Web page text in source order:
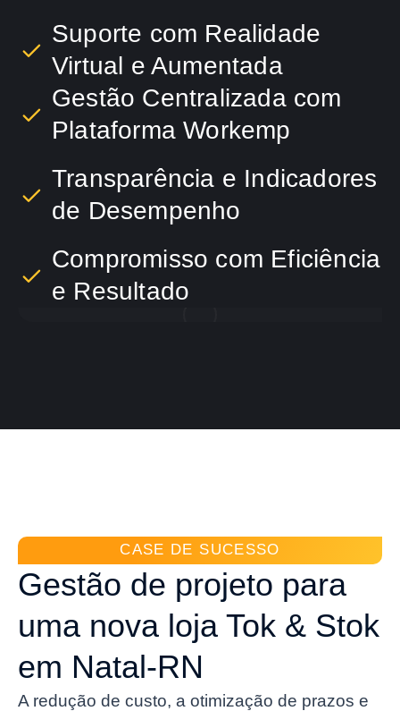
Suporte com Realidade
Virtual e Aumentada
Gestão Centralizada com
Plataforma Workemp
Transparência e Indicadores
de Desempenho
Compromisso com Eficiência
e Resultado
CASE DE SUCESSO
Gestão de projeto para
uma nova loja Tok & Stok
em Natal-RN
A redução de custo, a otimização de prazos e